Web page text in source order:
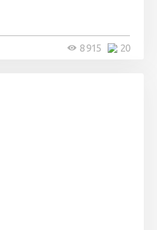
20
8 915